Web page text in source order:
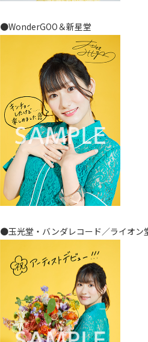
●WonderGOO＆新星堂
●玉光堂・バンダレコード／ライオン